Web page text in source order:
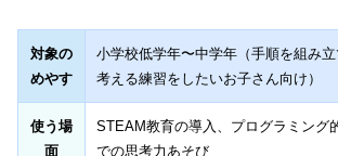
対象の
めやす
小学校低学年〜中学年（手順を組み
考える練習をしたいお子さん向け）
使う場
面
STEAM教育の導入、プログラミング
での思考力あそび